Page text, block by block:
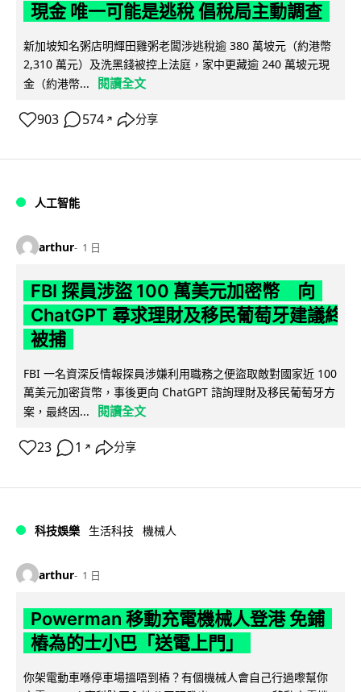
現金 唯一可能是逃稅 倡稅局主動調查
新加坡知名粥店明輝田雞粥老闆涉逃稅逾 380 萬坡元（約港幣
2,310 萬元）及洗黑錢被控上法庭，家中更藏逾 240 萬坡元現
金（約港幣...
閱讀全文
903 574 ↗ 分享
人工智能
arthur 1 日
FBI 探員涉盜 100 萬美元加密幣 向
ChatGPT 尋求理財及移民葡萄牙建議終
被捕
FBI 一名資深反情報探員涉嫌利用職務之便盜取敵對國家近 100
萬美元加密貨幣，事後更向 ChatGPT 諮詢理財及移民葡萄牙方
案，最終因...
閱讀全文
23 1 ↗ 分享
科技娛樂 生活科技 機械人
arthur 1 日
Powerman 移動充電機械人登港 免鋪
樁為的士小巴「送電上門」
你架電動車喺停車場搵唔到樁？有個機械人會自己行過嚟幫你